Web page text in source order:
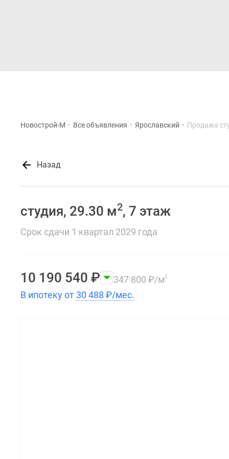
Новострой-М • Все объявления • Ярославский • Продажа
Назад
студия, 29.30 м2, 7 этаж
Срок сдачи 1 квартал 2029 года
10 190 540 ₽ 347 800 ₽/м2
В ипотеку от 30 488 ₽/мес.